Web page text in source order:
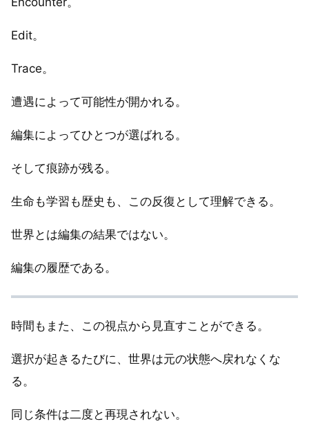
Edit。
Trace。
遭遇によって可能性が開かれる。
編集によってひとつが選ばれる。
そして痕跡が残る。
生命も学習も歴史も、この反復として理解できる。
世界とは編集の結果ではない。
編集の履歴である。
時間もまた、この視点から見直すことができる。
選択が起きるたびに、世界は元の状態へ戻れなくな
る。
同じ条件は二度と再現されない。